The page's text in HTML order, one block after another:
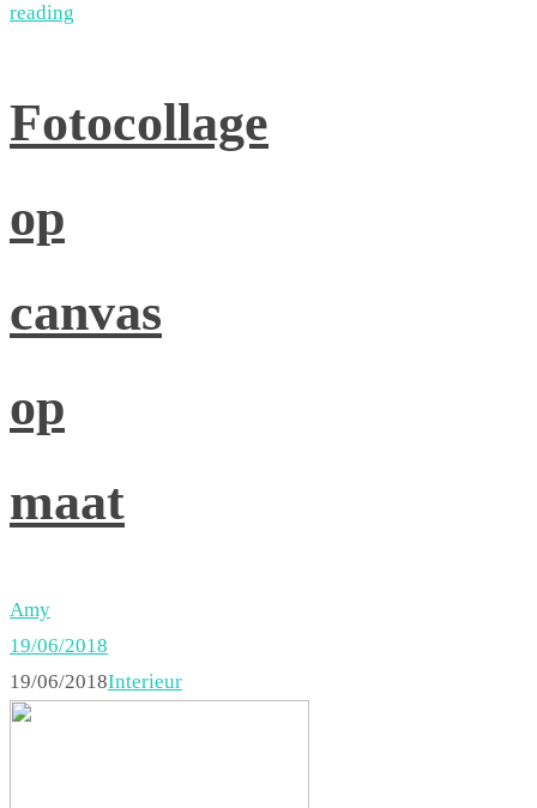
reading
Fotocollage
op
canvas
op
maat
Amy
19/06/2018
19/06/2018Interieur